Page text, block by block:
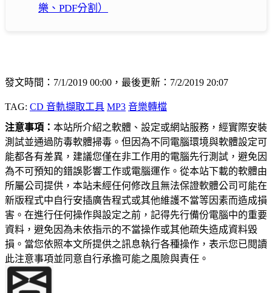
樂、PDF分割）
發文時間：7/1/2019 00:00，最後更新：7/2/2019 20:07
TAG: CD 音軌擷取工具 MP3 音樂轉檔
注意事項： 本站所介紹之軟體、設定或網站服務，經實際安裝
測試並通過防毒軟體掃毒。但因為不同電腦環境與軟體設定可
能都各有差異，建議您僅在非工作用的電腦先行測試，避免因
為不可預知的錯誤影響工作或電腦運作。從本站下載的軟體由
所屬公司提供，本站未經任何修改且無法保證軟體公司可能在
新版程式中自行安插廣告程式或其他維護不當等因素而造成損
害。在進行任何操作與設定之前，記得先行備份電腦中的重要
資料，避免因為未依指示的不當操作或其他疏失造成資料毀
損。當您依照本文所提供之訊息執行各種操作，表示您已閱讀
此注意事項並同意自行承擔可能之風險與責任。